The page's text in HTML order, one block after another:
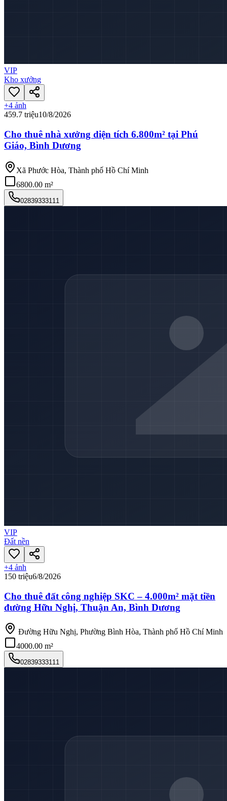
VIP
Kho xưởng
+4 ảnh
459.7 triệu10/8/2026
Cho thuê nhà xưởng diện tích 6.800m² tại Phú
Giáo, Bình Dương
Xã Phước Hòa, Thành phố Hồ Chí Minh
6800.00 m²
02839333111
VIP
Đất nền
+4 ảnh
150 triệu6/8/2026
Cho thuê đất công nghiệp SKC – 4.000m² mặt tiền
đường Hữu Nghị, Thuận An, Bình Dương
Đường Hữu Nghị, Phường Bình Hòa, Thành phố Hồ Chí Minh
4000.00 m²
02839333111